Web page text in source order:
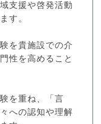
支援や啓発活動
す。
を貴施設での介
性を高めること
を重ね、「言
への認知や理解